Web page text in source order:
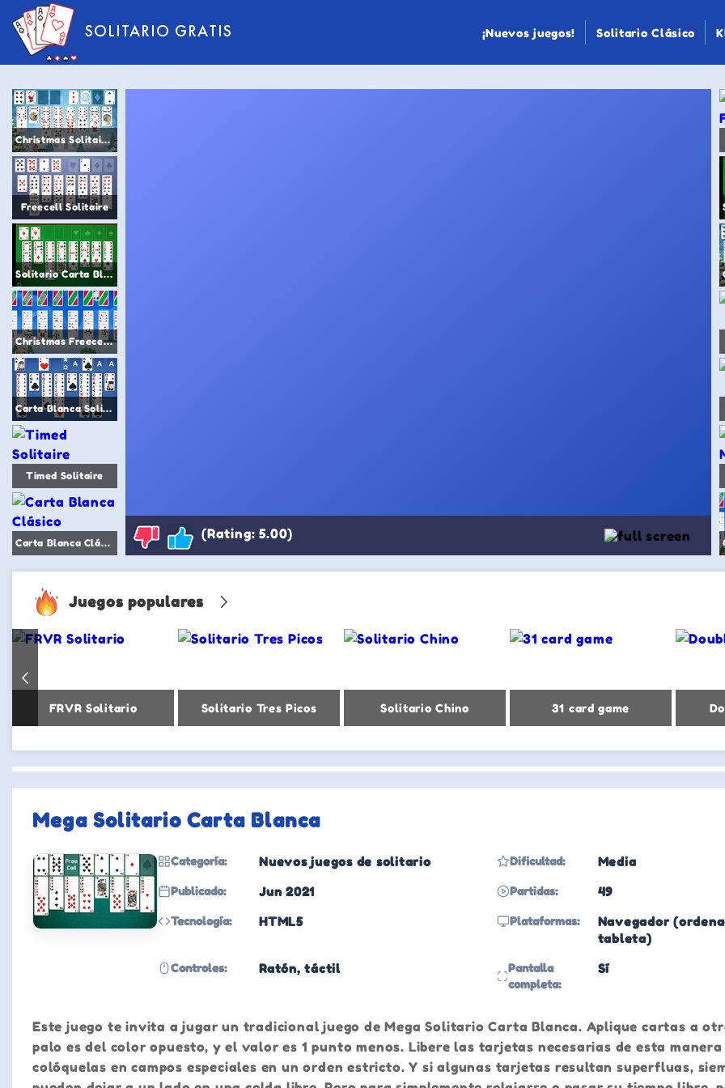
SOLITARIO GRATIS ¡Nuevos juegos! Solitario Clásico
Christmas Solitaire 247
Freecell Solitaire
Solitario Carta Blanca
Christmas Freecell Solitaire
Carta Blanca Solitario Español
Timed Solitaire
Carta Blanca Clásico
(Rating: 5.00)
Juegos populares
FRVR Solitario Solitario Tres Picos Solitario Chino 31 card game
Mega Solitario Carta Blanca
Categoría: Nuevos juegos de solitario Dificultad: Media
Publicado: Jun 2021 Partidas: 49
Tecnología: HTML5 Plataformas:
Navegador
tableta)
Controles: Ratón, táctil
Pantalla
completa:
Sí
Este juego te invita a jugar un tradicional juego de Mega Solitario Carta Blanca. Aplique cartas a
palo es del color opuesto, y el valor es 1 punto menos. Libere las tarjetas necesarias de esta
colóquelas en campos especiales en un orden estricto. Y si algunas tarjetas resultan superfluas,